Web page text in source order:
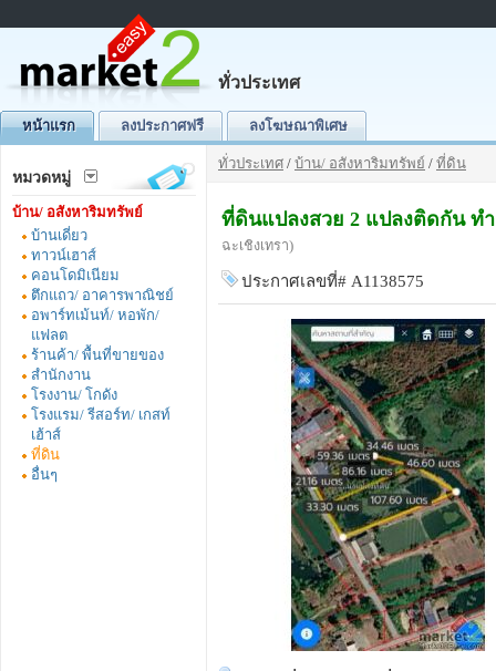
ทั่วประเทศ
หน้าแรก ลงประกาศฟรี ลงโฆษณาพิเศษ
หมวดหมู่
บ้าน/ อสังหาริมทรัพย์
บ้านเดี่ยว
ทาวน์เฮาส์
คอนโดมิเนียม
ตึกแถว/ อาคารพาณิชย์
อพาร์ทเม้นท์/ หอพัก/
แฟลต
ร้านค้า/ พื้นที่ขายของ
สำนักงาน
โรงงาน/ โกดัง
โรงแรม/ รีสอร์ท/ เกสท์
เฮ้าส์
ที่ดิน
อื่นๆ
ทั่วประเทศ / บ้าน/ อสังหาริมทรัพย์ / ที่ดิน
ที่ดินแปลงสวย 2 แปลงติดกัน ทำ
ฉะเชิงเทรา)
ประกาศเลขที่# A1138575